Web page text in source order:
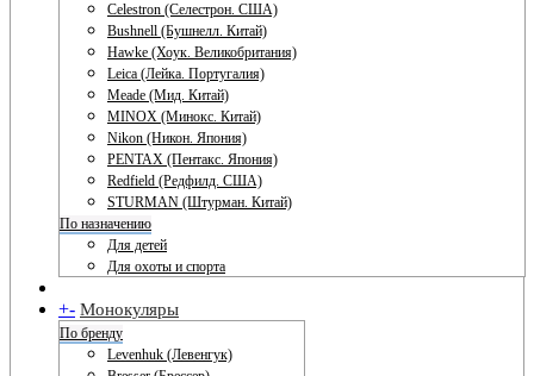
Celestron (Селестрон. США)
Bushnell (Бушнелл. Китай)
Hawke (Хоук. Великобритания)
Leica (Лейка. Португалия)
Meade (Мид. Китай)
MINOX (Минокс. Китай)
Nikon (Никон. Япония)
PENTAX (Пентакс. Япония)
Redfield (Редфилд. США)
STURMAN (Штурман. Китай)
По назначению
Для детей
Для охоты и спорта
+- Монокуляры
По бренду
Levenhuk (Левенгук)